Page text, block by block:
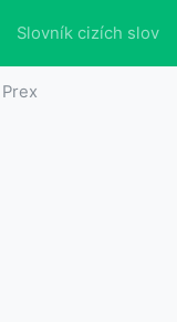
Slovník cizích slov
Prex